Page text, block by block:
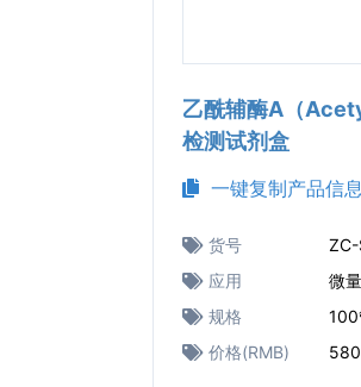
乙酰辅酶A（
检测试剂盒
一键复制产品信息
货号
应用
微
规格
价格(RMB)